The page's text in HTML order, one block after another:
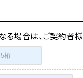
場合は、ご契約者